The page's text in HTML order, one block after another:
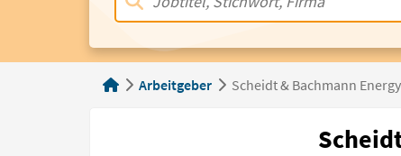
Arbeitgeber Scheidt & Bachmann